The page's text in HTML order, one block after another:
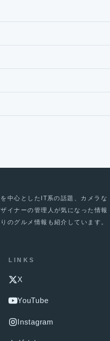
中心としたIT系の話題、カメラな
イナーの管理人が気になった情報
のグルメ情報も紹介しています。
LINKS
X
YouTube
Instagram